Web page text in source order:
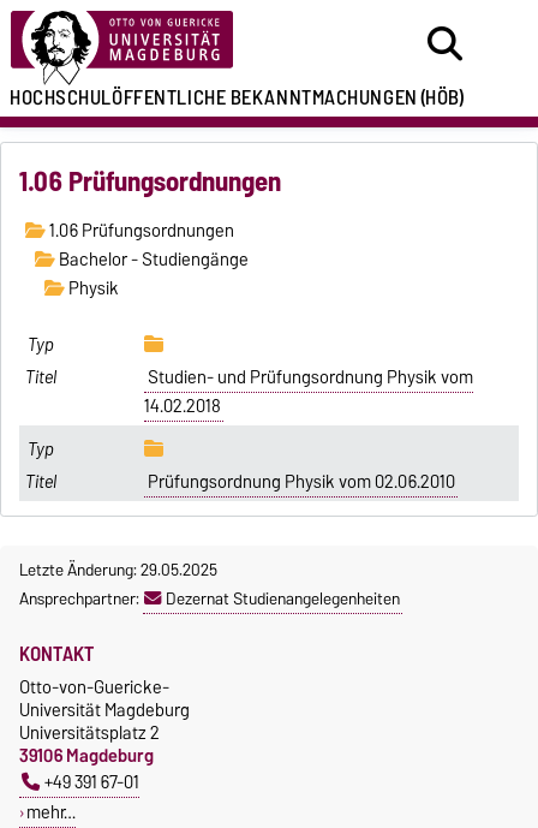
HOCHSCHULÖFFENTLICHEBEKANNTMACHUNGEN(HÖB)
1.06 Prüfungsordnungen
1.06 Prüfungsordnungen
Bachelor - Studiengänge
Physik
Studien- und Prüfungsordnung Physik vom
14.02.2018
Prüfungsordnung Physik vom 02.06.2010
Letzte Änderung: 29.05.2025
Ansprechpartner:
Dezernat Studienangelegenheiten
KONTAKT
Otto-von-Guericke-
Universität Magdeburg
Universitätsplatz 2
39106 Magdeburg
+49 391 67-01
mehr…